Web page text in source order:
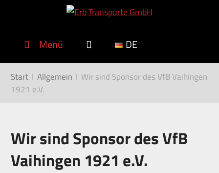
Menü DE
Start I Allgemein I Wir sind Sponsor des VfB Vaihingen
1921 e.V.
Wir sind Sponsor des VfB
Vaihingen 1921 e.V.